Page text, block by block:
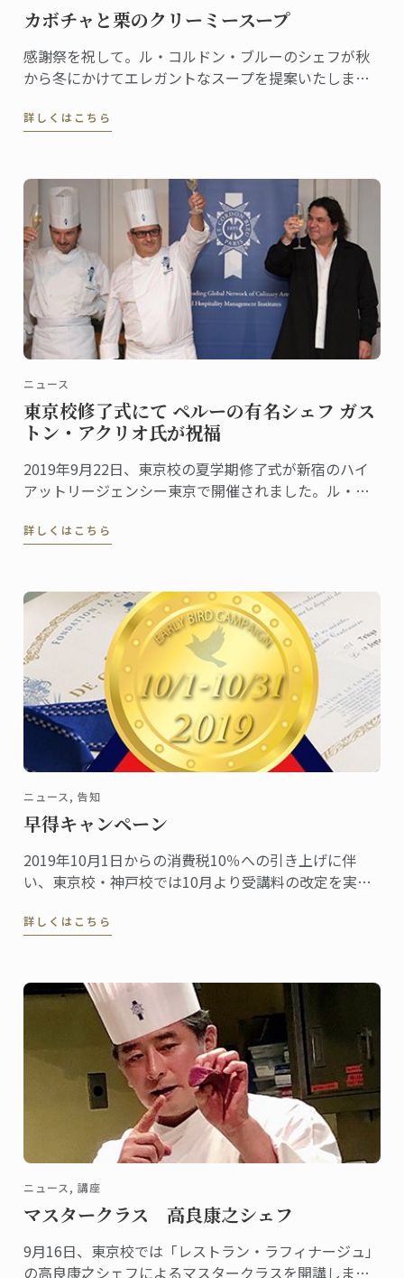
カボチャと栗のクリーミースープ
感謝祭を祝して。ル・コルドン・ブルーのシェフが秋
から冬にかけてエレガントなスープを提案いたしま
詳しくはこちら
ニュース
東京校修了式にて ペルーの有名シェフ ガス
トン・アクリオ氏が祝福
2019年9月22日、東京校の夏学期修了式が新宿のハイ
アットリージェンシー東京で開催されました。ル・コ
フのガストン・アクリオ氏からいただいたお祝いのス
詳しくはこちら
ニュース, 告知
早得キャンペーン
2019年10月1日からの消費税10％への引き上げに伴
い、東京校・神戸校では10月より受講料の改定を実施
詳しくはこちら
ニュース, 講座
マスタークラス 高良康之シェフ
9月16日、東京校では「レストラン・ラフィナージュ」
の高良康之シェフによるマスタークラスを開講しまし